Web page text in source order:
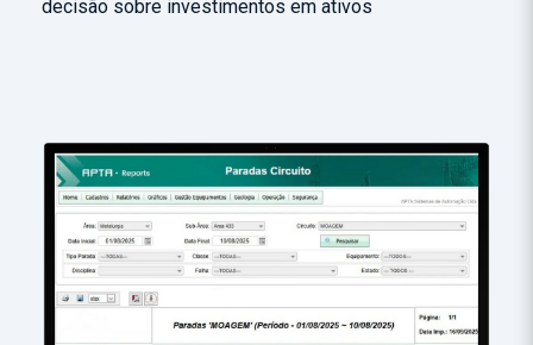
decisão sobre investimentos em ativos